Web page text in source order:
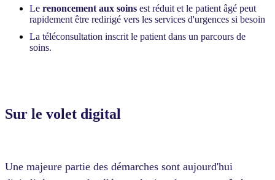
Le renoncement aux soins est réduit et le patient âgé peut
rapidement être redirigé vers les services d'urgences si besoin
La téléconsultation inscrit le patient dans un parcours de
soins.
Sur le volet digital
Une majeure partie des démarches sont aujourd'hui